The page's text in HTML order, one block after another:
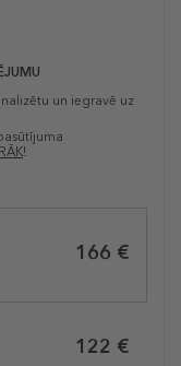
un iegravē uz
!
166 €
122 €